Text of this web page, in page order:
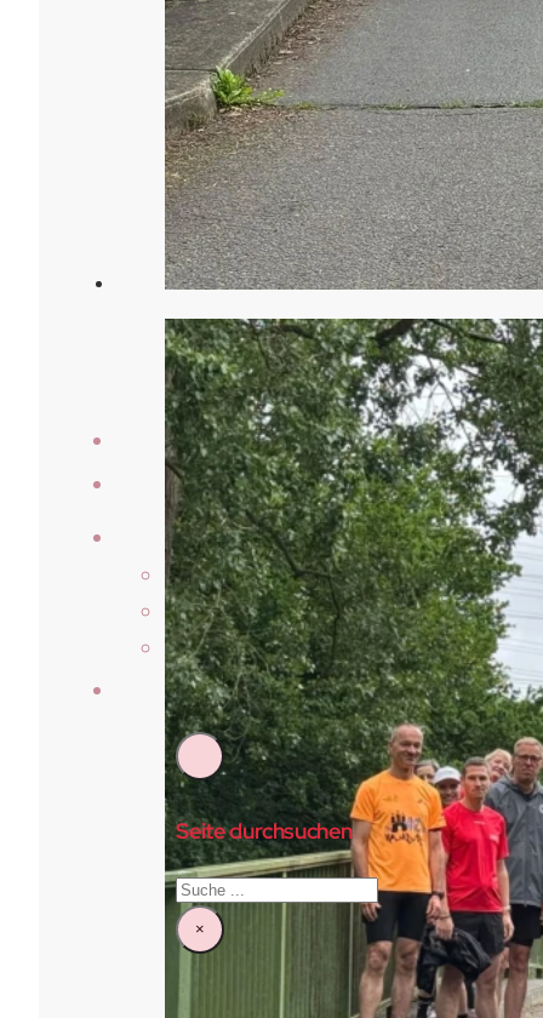
Veranstaltungen
Laufberichte
Der Verein
Über Uns
Vorstand & Beirat
Satzung
Kontakt
Seite durchsuchen
Suchen
×